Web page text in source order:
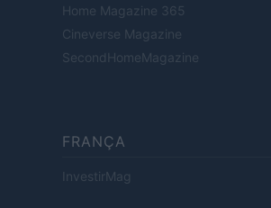
Home Magazine 365
Cineverse Magazine
SecondHomeMagazine
FRANÇA
InvestirMag